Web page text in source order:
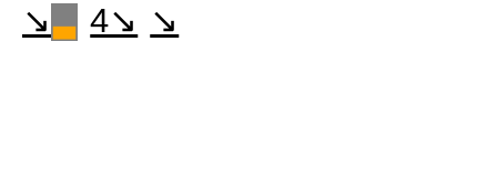
↘ ▃ 4↘ ↘